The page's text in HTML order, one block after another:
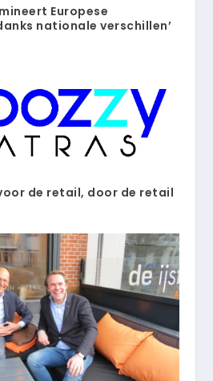
Europese
nationale verschillen’
de retail, door de retail